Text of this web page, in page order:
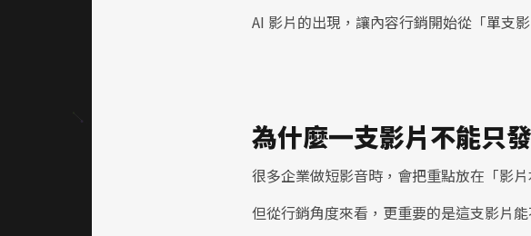
AI 影片的出現，讓內容行銷開始從「單支
為什麼一支影片不能只
很多企業做短影音時，會把重點放在「影
但從行銷角度來看，更重要的是這支影片